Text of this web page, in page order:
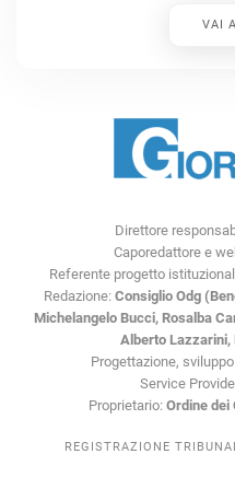
VAI
Direttore
Caporedattore e
Referente progetto
Redazione: Consiglio Odg
Michelangelo Bucci, Rosalba
Alberto Lazzarini,
Progettazione,
Service
Proprietario: Ordine dei
REGISTRAZIONE